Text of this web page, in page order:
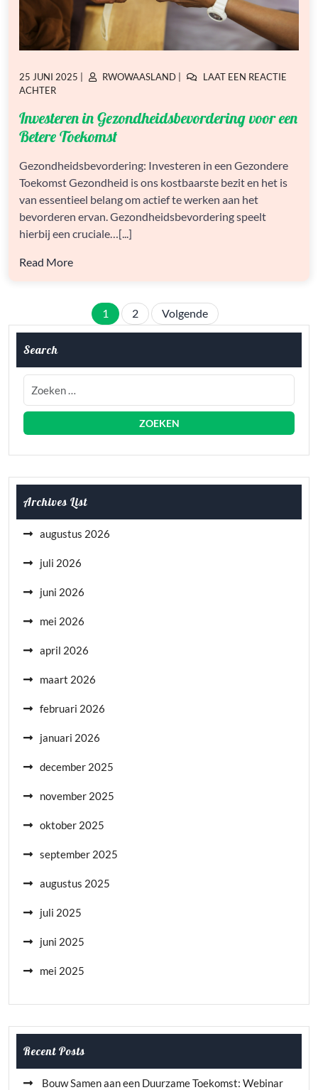
GEPLAATST
OP
25 JUNI 2025
GEPLAATST
RWOWAASLAND
LAAT EEN REACTIE
ACHTEROP
IN
GEZONDHEIDSBEVORDERING
VOOR
BETERE
TOEKOMST
Investeren in Gezondheidsbevordering voor een
Betere Toekomst
Gezondheidsbevordering: Investeren in een Gezondere
Toekomst Gezondheid is ons kostbaarste bezit en het is
van essentieel belang om actief te werken aan het
bevorderen ervan. Gezondheidsbevordering speelt
hierbij een cruciale…[...]
Read More
Berichten
paginering
1 2 Volgende
Search
Archives List
augustus 2026
juli 2026
juni 2026
mei 2026
april 2026
maart 2026
februari 2026
januari 2026
december 2025
november 2025
oktober 2025
september 2025
augustus 2025
juli 2025
juni 2025
mei 2025
Recent Posts
Bouw Samen aan een Duurzame Toekomst: Webinar